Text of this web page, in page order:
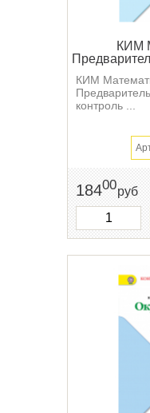
КИМ
КИМ
контроль ...
18400руб